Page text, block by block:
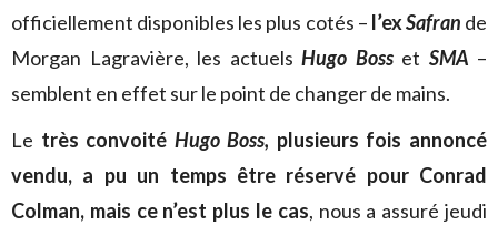
officiellement disponibles les plus cotés – l’exSafran de
Morgan Lagravière, les actuels Hugo Bosset SMA –
semblent en effet sur le point de changer de mains.
Le très convoité Hugo Boss, plusieurs fois annoncé
vendu, a pu un temps être réservé pour Conrad
Colman, mais ce n’est plus le cas, nous a assuré jeudi